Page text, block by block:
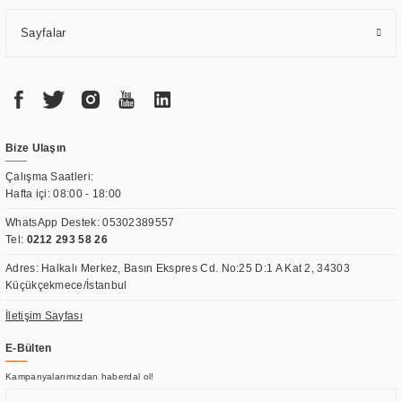
Sayfalar
Bize Ulaşın
Çalışma Saatleri:
Hafta içi: 08:00 - 18:00
WhatsApp Destek:05302389557
Tel: 0212 293 58 26
Adres: Halkalı Merkez, Basın Ekspres Cd. No:25 D:1 A Kat 2, 34303
Küçükçekmece/İstanbul
İletişim Sayfası
E-Bülten
Kampanyalarımızdan haberdal ol!